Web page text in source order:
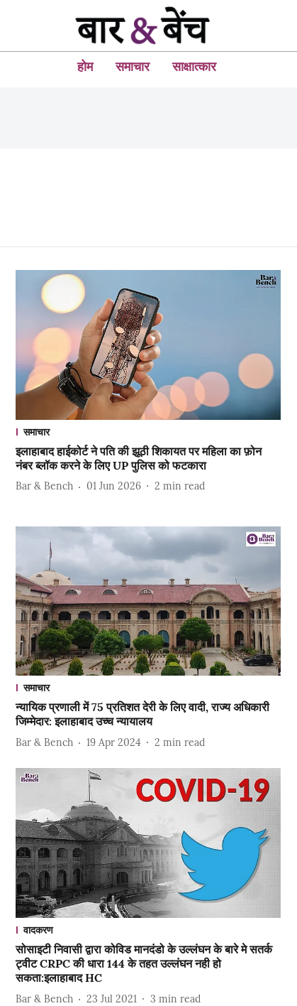
होम समाचार साक्षात्कार
समाचार
इलाहाबाद हाईकोर्ट ने पति की झूठी शिकायत पर महिला का फ़ोन
नंबर ब्लॉक करने के लिए UP पुलिस को फटकारा
Bar & Bench 01 Jun 2026 2 min read
समाचार
न्यायिक प्रणाली में 75 प्रतिशत देरी के लिए वादी, राज्य अधिकारी
जिम्मेदार: इलाहाबाद उच्च न्यायालय
Bar & Bench 19 Apr 2024 2 min read
वादकरण
सोसाइटी निवासी द्वारा कोविड मानदंडो के उल्लंघन के बारे मे सतर्क
ट्वीट CRPC की धारा 144 के तहत उल्लंघन नही हो
सकता:इलाहाबाद HC
Bar & Bench 23 Jul 2021 3 min read